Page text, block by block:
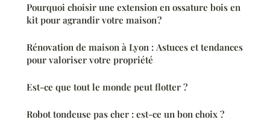
Pourquoi choisir une extension en ossature bois en
kit pour agrandir votre maison ?
Rénovation de maison à Lyon : Astuces et tendances
pour valoriser votre propriété
Est-ce que tout le monde peut flotter ?
Robot tondeuse pas cher : est-ce un bon choix ?